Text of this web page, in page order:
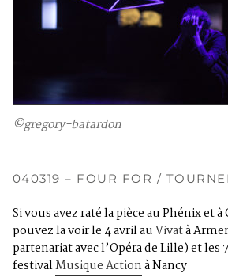
©gregory-batardon
040319 – FOUR FOR /
Si vous avez raté la pièce au Phénix et
pouvez la voirle 4 avril auVivatà
partenariat avec l’Opéra de Lille) etles
festivalMusique Actionà Nancy